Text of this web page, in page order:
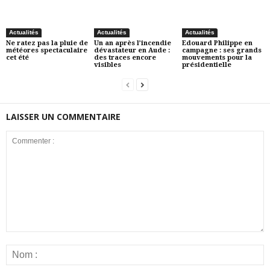
Actualités
Ne ratez pas la pluie de
météores spectaculaire
cet été
Actualités
Un an après l’incendie
dévastateur en Aude :
des traces encore
visibles
Actualités
Edouard Philippe en
campagne : ses grands
mouvements pour la
présidentielle
LAISSER UN COMMENTAIRE